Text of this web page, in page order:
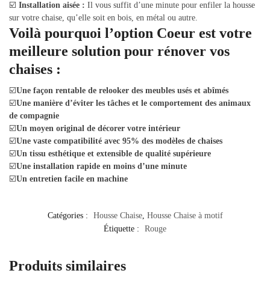
☑️ Installation aisée : Il vous suffit d’une minute pour enfiler la housse
sur votre chaise, qu’elle soit en bois, en métal ou autre.
Voilà pourquoi l’option Coeur est votre
meilleure solution pour rénover vos
chaises :
☑️Une façon rentable de relooker des meubles usés et abîmés
☑️Une manière d’éviter les tâches et le comportement des animaux
de compagnie
☑️Un moyen original de décorer votre intérieur
☑️Une vaste compatibilité avec 95% des modèles de chaises
☑️Un tissu esthétique et extensible de qualité supérieure
☑️Une installation rapide en moins d’une minute
☑️Un entretien facile en machine
Catégories : Housse Chaise, Housse Chaise à motif
Étiquette :
Rouge
Produits similaires